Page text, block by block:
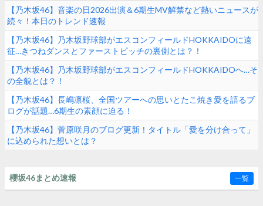
【乃木坂46】音楽の日2026出演＆6期生MV解禁など熱いニュースが
続々！本日のトレンド速報
【乃木坂46】乃木坂野球部がエスコンフィールドHOKKAIDOに遠
征…きつねダンスとファーストピッチの裏側とは？！
【乃木坂46】乃木坂野球部がエスコンフィールドHOKKAIDOへ…そ
の全貌とは？！
【乃木坂46】長嶋凛桜、全国ツアーへの思いとたこ焼き愛を語るブ
ログが話題…6期生の素顔に迫る！
【乃木坂46】菅原咲月のブログ更新！タイトル「愛を分け合って」
に込められた想いとは？
櫻坂46まとめ速報 一覧